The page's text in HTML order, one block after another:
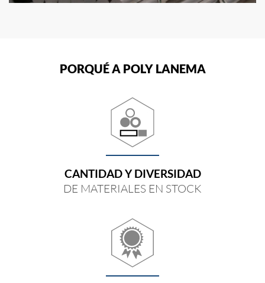
PORQUÉ A POLY LANEMA
CANTIDAD Y DIVERSIDAD
DE MATERIALES EN STOCK